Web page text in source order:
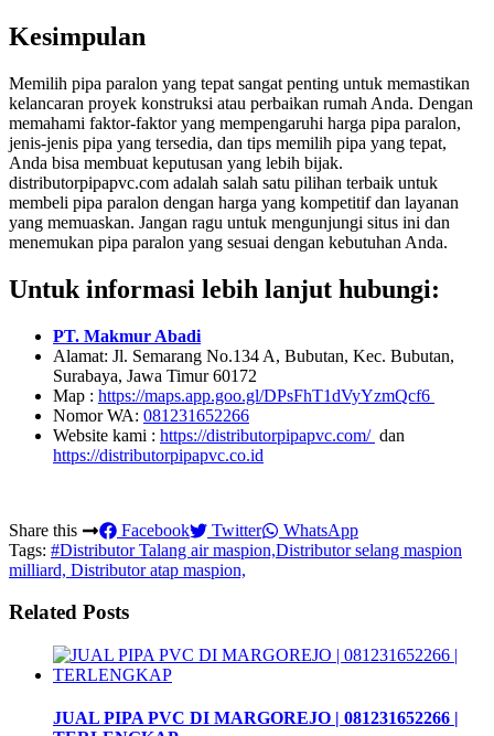
Kesimpulan
Memilih pipa paralon yang tepat sangat penting untuk memastikan
kelancaran proyek konstruksi atau perbaikan rumah Anda. Dengan
memahami faktor-faktor yang mempengaruhi harga pipa paralon,
jenis-jenis pipa yang tersedia, dan tips memilih pipa yang tepat,
Anda bisa membuat keputusan yang lebih bijak.
distributorpipapvc.com adalah salah satu pilihan terbaik untuk
membeli pipa paralon dengan harga yang kompetitif dan layanan
yang memuaskan. Jangan ragu untuk mengunjungi situs ini dan
menemukan pipa paralon yang sesuai dengan kebutuhan Anda.
Untuk informasi lebih lanjut hubungi:
PT. Makmur Abadi
Alamat: Jl. Semarang No.134 A, Bubutan, Kec. Bubutan,
Surabaya, Jawa Timur 60172
Map : https://maps.app.goo.gl/DPsFhT1dVyYzmQcf6
Nomor WA: 081231652266
Website kami : https://distributorpipapvc.com/ dan
https://distributorpipapvc.co.id
Share this Facebook Twitter
WhatsApp
Tags: #Distributor Talang air maspion,Distributor selang maspion
milliard, Distributor atap maspion,
Related Posts
JUAL PIPA PVC DI MARGOREJO | 081231652266 |